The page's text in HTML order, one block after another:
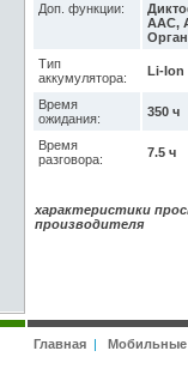
Доп. функции:
AAC,
Тип
аккумулятора:
Li-Ion
Время
ожидания:
350 ч
Время
разговора:
7.5 ч
характеристики
производителя
Главная|